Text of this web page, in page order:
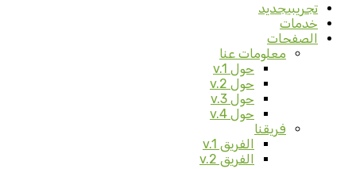
تجريبيجديد
خدمات
الصفحات
معلومات عنا
حول v.1
حول v.2
حول v.3
حول v.4
فريقنا
الفريق v.1
الفريق v.2